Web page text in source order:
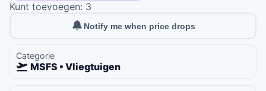
Kunt toevoegen: 3
Notify me when price drops
Categorie
MSFS • Vliegtuigen